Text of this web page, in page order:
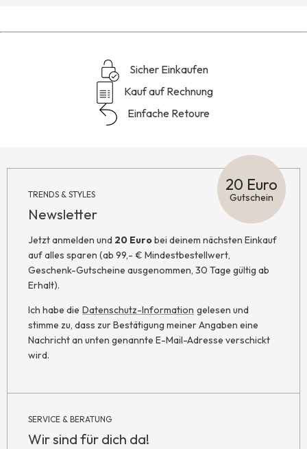
Sicher Einkaufen
Kauf auf Rechnung
Einfache Retoure
TRENDS & STYLES
Newsletter
20 Euro
Gutschein
Jetzt anmelden und 20 Eurobei deinem nächsten Einkauf
auf alles sparen (ab 99,- € Mindestbestellwert,
Geschenk-Gutscheine ausgenommen, 30 Tage gültig ab
Erhalt).
Ich habe die Datenschutz-Information gelesen und
stimme zu, dass zur Bestätigung meiner Angaben eine
Nachricht an unten genannte E-Mail-Adresse verschickt
wird.
SERVICE & BERATUNG
Wir sind für dich da!